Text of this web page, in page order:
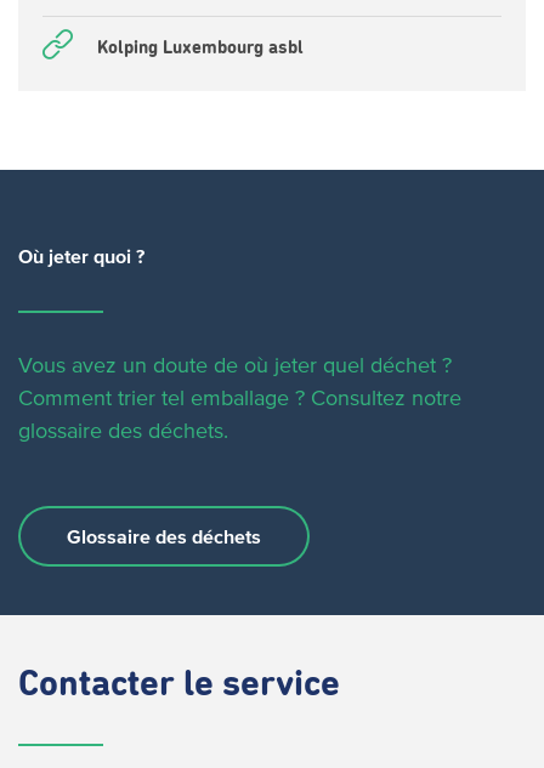
Kolping Luxembourg asbl
Où jeter quoi ?
Vous avez un doute de où jeter quel déchet ?
Comment trier tel emballage ? Consultez notre
glossaire des déchets.
Glossaire des déchets
Contacter le service